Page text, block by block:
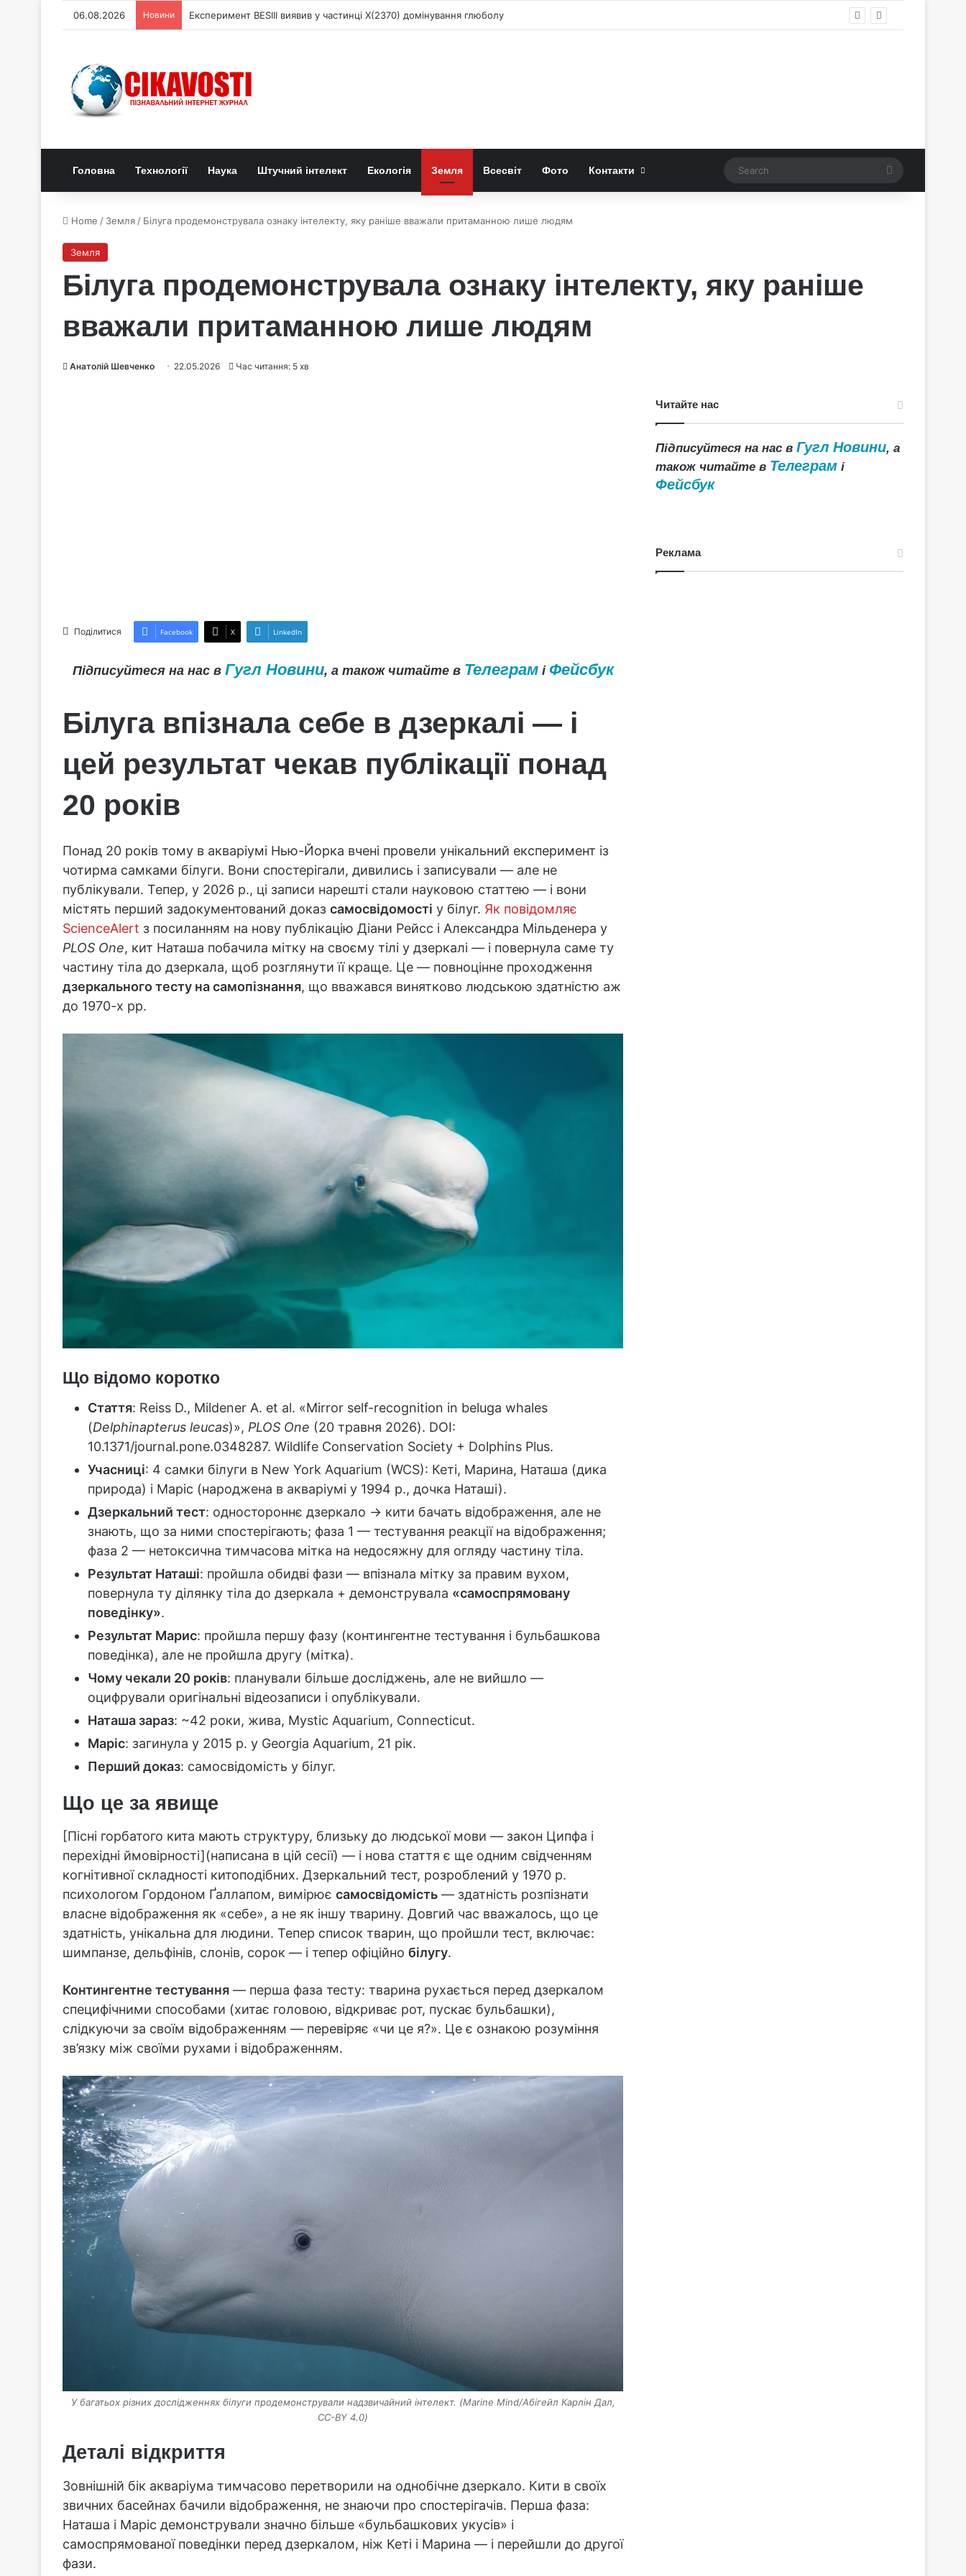
06.08.2026 Новини Експеримент BESIII виявив у частинці X(2370) домінування глюболу
Головна Технології Наука Штучний інтелект Екологія Земля Всесвіт Фото Контакти Search
Home / Земля / Білуга продемонструвала ознаку інтелекту, яку раніше вважали притаманною лише людям
Земля
Білуга продемонструвала ознаку інтелекту, яку раніше
вважали притаманною лише людям
Анатолій Шевченко 22.05.2026 Час читання: 5 хв
Поділитися Facebook X LinkedIn
Підписуйтеся на нас в Гугл Новини, а також читайте в Телеграмі Фейсбук
Білуга впізнала себе в дзеркалі — і
цей результат чекав публікації понад
20 років
Понад 20 років тому в акваріумі Нью-Йорка вчені провели унікальний експеримент із
чотирма самками білуги. Вони спостерігали, дивились і записували — але не
публікували. Тепер, у 2026 р., ці записи нарешті стали науковою статтею — і вони
містять перший задокументований доказ самосвідомості у білуг. Як повідомляє
ScienceAlert з посиланням на нову публікацію Діани Рейсс і Александра Мільденера у
PLOS One, кит Наташа побачила мітку на своєму тілі у дзеркалі — і повернула саме ту
частину тіла до дзеркала, щоб розглянути її краще. Це — повноцінне проходження
дзеркального тесту на самопізнання, що вважався винятково людською здатністю аж
до 1970-х рр.
Що відомо коротко
Стаття: Reiss D., Mildener A. et al. «Mirror self-recognition in beluga whales
(Delphinapterus leucas)», PLOS One (20 травня 2026). DOI:
10.1371/journal.pone.0348287. Wildlife Conservation Society + Dolphins Plus.
Учасниці: 4 самки білуги в New York Aquarium (WCS): Кеті, Марина, Наташа (дика
природа) і Маріс (народжена в акваріумі у 1994 р., дочка Наташі).
Дзеркальний тест: одностороннє дзеркало → кити бачать відображення, але не
знають, що за ними спостерігають; фаза 1 — тестування реакції на відображення;
фаза 2 — нетоксична тимчасова мітка на недосяжну для огляду частину тіла.
Результат Наташі: пройшла обидві фази — впізнала мітку за правим вухом,
повернула ту ділянку тіла до дзеркала + демонструвала «самоспрямовану
поведінку».
Результат Марис: пройшла першу фазу (контингентне тестування і бульбашкова
поведінка), але не пройшла другу (мітка).
Чому чекали 20 років: планували більше досліджень, але не вийшло —
оцифрували оригінальні відеозаписи і опублікували.
Наташа зараз: ~42 роки, жива, Mystic Aquarium, Connecticut.
Маріс: загинула у 2015 р. у Georgia Aquarium, 21 рік.
Перший доказ: самосвідомість у білуг.
Що це за явище
[Пісні горбатого кита мають структуру, близьку до людської мови — закон Ципфа і
перехідні ймовірності](написана в цій сесії) — і нова стаття є ще одним свідченням
когнітивної складності китоподібних. Дзеркальний тест, розроблений у 1970 р.
психологом Гордоном Ґаллапом, вимірює самосвідомість — здатність розпізнати
власне відображення як «себе», а не як іншу тварину. Довгий час вважалось, що це
здатність, унікальна для людини. Тепер список тварин, що пройшли тест, включає:
шимпанзе, дельфінів, слонів, сорок — і тепер офіційно білугу.
Контингентне тестування — перша фаза тесту: тварина рухається перед дзеркалом
специфічними способами (хитає головою, відкриває рот, пускає бульбашки),
слідкуючи за своїм відображенням — перевіряє «чи це я?». Це є ознакою розуміння
зв’язку між своїми рухами і відображенням.
У багатьох різних дослідженнях білуги продемонстрували надзвичайний інтелект. (Marine Mind/Абігейл Карлін Дал,
CC-BY 4.0)
Деталі відкриття
Зовнішній бік акваріума тимчасово перетворили на однобічне дзеркало. Кити в своїх
звичних басейнах бачили відображення, не знаючи про спостерігачів. Перша фаза:
Наташа і Маріс демонстрували значно більше «бульбашкових укусів» і
самоспрямованої поведінки перед дзеркалом, ніж Кеті і Марина — і перейшли до другої
фази.
Читайте нас
Підписуйтеся на нас вГугл Новини, а
також читайте в Телеграм і
Фейсбук
Реклама